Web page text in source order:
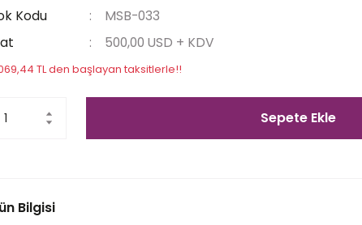
Kodu
MSB-033
500,00 USD + KDV
TL den başlayan taksitlerle!!
Sepete Ekle
Bilgisi